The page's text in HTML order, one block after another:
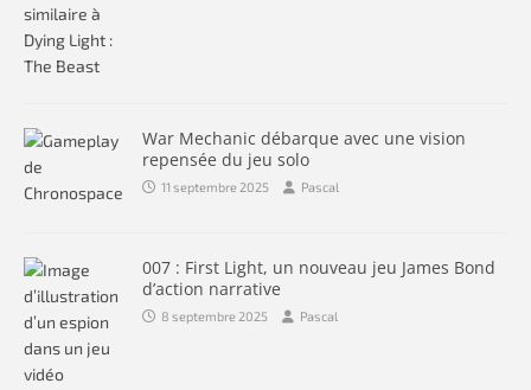
War Mechanic débarque avec une vision
repensée du jeu solo
11 septembre 2025 Pascal
007 : First Light, un nouveau jeu James Bond
d’action narrative
8 septembre 2025 Pascal